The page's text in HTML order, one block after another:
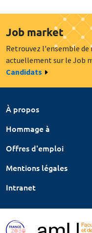
Job market
Retrouvez l'ensemble de
actuellement sur le Job
Candidats
À propos
Hommage à
Offres d'emploi
Mentions légales
Intranet